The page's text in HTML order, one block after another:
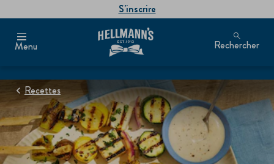
S'inscrire
Menu Rechercher
Recettes